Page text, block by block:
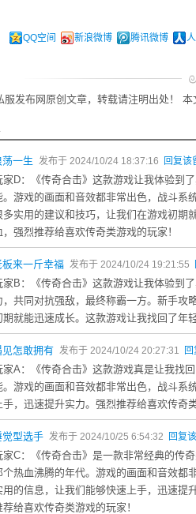
QQ空间 新浪微博 腾讯微博
服发布网原创文章，转载请注明出处！ 本
荡一生 发布于 2024/10/24 18:37:16 回复该
家D：《传奇合击》这款游戏让我体验到
。游戏的画面和音效都非常出色，战斗系
多实用的建议和技巧，让我们在游戏初期
，强烈推荐给喜欢传奇类游戏的玩家！
板来一斤幸福 发布于 2024/10/24 19:21:55
家B：《传奇合击》这款游戏让我体验到
，共同对抗强敌，最终称霸一方。新手攻
期就能迅速成长。这款游戏让我找回了年
见怎敢拥有 发布于 2024/10/24 20:27:31
家A：《传奇合击》这款游戏真是让我找
。游戏的画面和音效都非常出色，战斗系
手，迅速提升实力。强烈推荐给喜欢传奇
觉型选手 发布于 2024/10/25 6:54:32 回复
家C：《传奇合击》是一款非常经典的传
个热血沸腾的年代。游戏的画面和音效都
用的信息，让我们能够快速上手，迅速提
荐给喜欢传奇类游戏的玩家！